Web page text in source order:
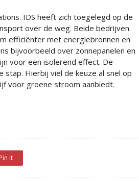
IDS heeft zich toegelegd op de
over de weg. Beide bedrijven
efficiënter met energiebronnen en
bijvoorbeeld over zonnepanelen en
voor een isolerend effect. De
stap. Hierbij viel de keuze al snel op
voor groene stroom aanbiedt.
Pin it